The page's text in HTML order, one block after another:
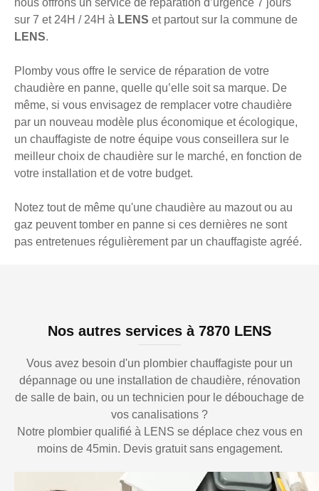
nous offrons un service de réparation d’urgence 7 jours
sur 7 et 24H / 24H à LENS et partout sur la commune de
LENS.
Plomby vous offre le service de réparation de votre
chaudière en panne, quelle qu’elle soit sa marque. De
même, si vous envisagez de remplacer votre chaudière
par un nouveau modèle plus économique et écologique,
un chauffagiste de notre équipe vous conseillera sur le
meilleur choix de chaudière sur le marché, en fonction de
votre installation et de votre budget.
Notez tout de même qu'une chaudière au mazout ou au
gaz peuvent tomber en panne si ces dernières ne sont
pas entretenues régulièrement par un chauffagiste agréé.
Nos autres services à 7870 LENS
Vous avez besoin d'un plombier chauffagiste pour un
dépannage ou une installation de chaudière, rénovation
de salle de bain, ou un technicien pour le débouchage de
vos canalisations ?
Notre plombier qualifié à LENS se déplace chez vous en
moins de 45min. Devis gratuit sans engagement.